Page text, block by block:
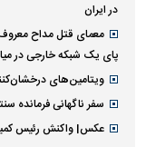
در ایران
پای یک شبکه خارجی در
ویتامین‌های
سفر ناگهانی فرمانده
عکس| واکنش رئیس